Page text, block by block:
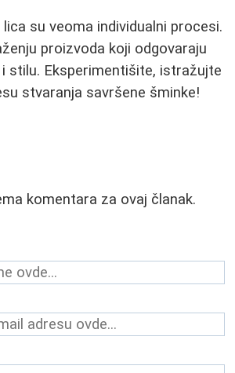
lica su veoma individualni procesi.
proizvoda koji odgovaraju
stilu. Eksperimentišite, istražujte
stvaranja savršene šminke!
komentara za ovaj članak.